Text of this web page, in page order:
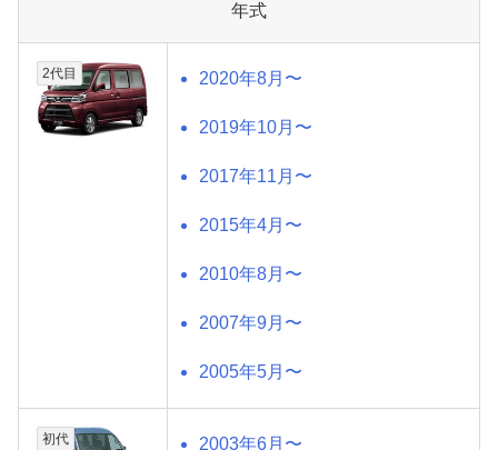
年式
2代目 2020年8月〜
2019年10月〜
2017年11月〜
2015年4月〜
2010年8月〜
2007年9月〜
2005年5月〜
初代 2003年6月〜